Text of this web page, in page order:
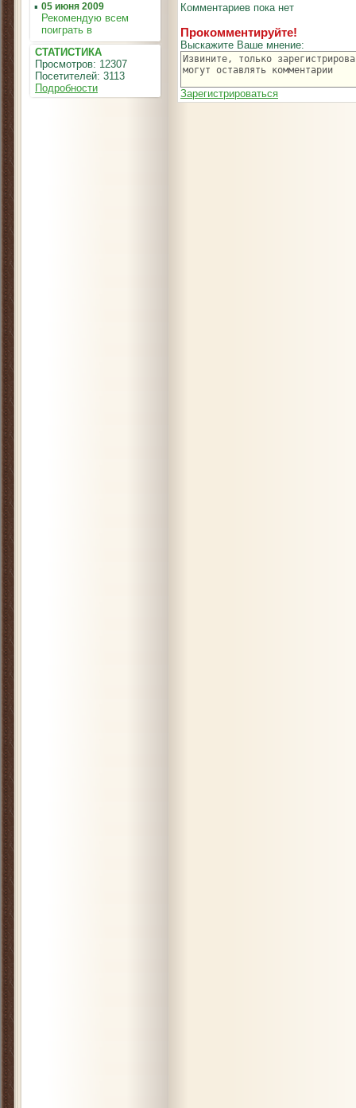
▪ 05 июня 2009
Рекомендую всем
поиграть в
СТАТИСТИКА
Просмотров: 12307
Посетителей: 3113
Подробности
Комментариев пока нет
Прокомментируйте!
Выскажите Ваше мнение:
Зарегистрироваться